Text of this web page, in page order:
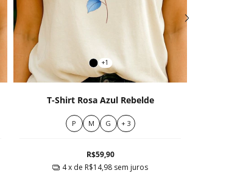
+1
T-Shirt Rosa Azul Rebelde
P M G + 3
R$59,90
4x de R$14,98 sem juros